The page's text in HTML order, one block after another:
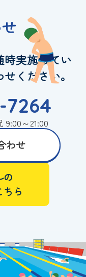
時実施してい
ください。
7264
9:00～21:00
わせ
の
ら